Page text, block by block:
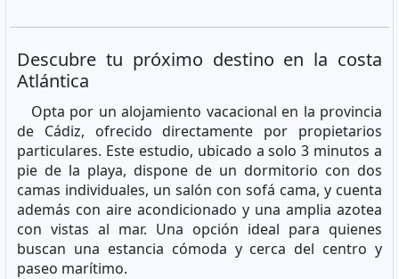
Descubre tu próximo destino en la costa
Atlántica
Opta por un alojamiento vacacional en la provincia
de Cádiz, ofrecido directamente por propietarios
particulares. Este estudio, ubicado a solo 3 minutos a
pie de la playa, dispone de un dormitorio con dos
camas individuales, un salón con sofá cama, y cuenta
además con aire acondicionado y una amplia azotea
con vistas al mar. Una opción ideal para quienes
buscan una estancia cómoda y cerca del centro y
paseo marítimo.